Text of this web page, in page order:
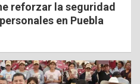
reforzar la seguridad
en Puebla